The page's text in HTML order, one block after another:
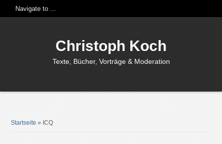
Christoph Koch
Texte, Bücher, Vorträge & Moderation
Startseite » ICQ